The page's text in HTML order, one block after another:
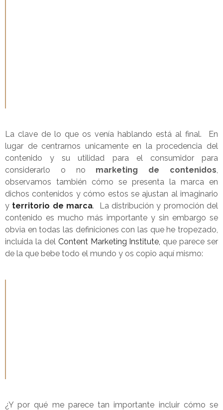
La clave de lo que os venía hablando está al final. En
lugar de centrarnos unicamente en la procedencia del
contenido y su utilidad para el consumidor para
considerarlo o no marketing de contenidos,
observamos también cómo se presenta la marca en
dichos contenidos y cómo estos se ajustan al imaginario
y territorio de marca. La distribución y promoción del
contenido es mucho más importante y sin embargo se
obvia en todas las definiciones con las que he tropezado,
incluida la del Content Marketing Institute, que parece ser
de la que bebe todo el mundo y os copio aquí mismo:
¿Y por qué me parece tan importante incluir cómo se